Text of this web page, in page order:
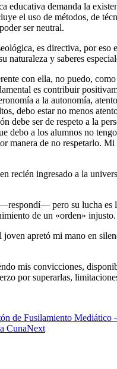
educativa demanda la
el uso de métodos, de
ser neutral.
es directiva, por
naturaleza y saberes
con ella, no puedo,
es contribuir
a la autonomía,
debo estar no menos
debe ser de respeto a la
debo a los alumnos no
manera de no respetarlo.
recién ingresado a la
pero su lucha es
de un «orden» injusto.
apretó mi mano en
mis convicciones,
por superarlas,
de Fusilamiento Mediático
CunaNext